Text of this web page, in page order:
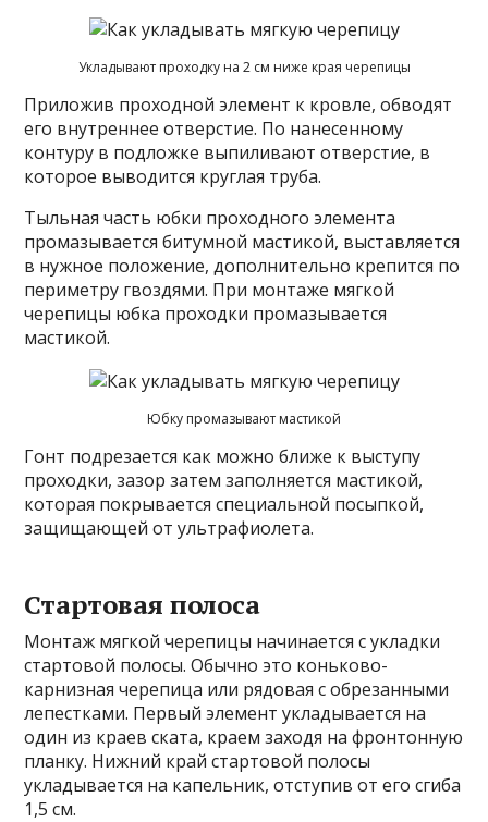
Укладывают проходку на 2 см ниже края черепицы
Приложив проходной элемент к кровле, обводят
его внутреннее отверстие. По нанесенному
контуру в подложке выпиливают отверстие, в
которое выводится круглая труба.
Тыльная часть юбки проходного элемента
промазывается битумной мастикой, выставляется
в нужное положение, дополнительно крепится по
периметру гвоздями. При монтаже мягкой
черепицы юбка проходки промазывается
мастикой.
Юбку промазывают мастикой
Гонт подрезается как можно ближе к выступу
проходки, зазор затем заполняется мастикой,
которая покрывается специальной посыпкой,
защищающей от ультрафиолета.
Стартовая полоса
Монтаж мягкой черепицы начинается с укладки
стартовой полосы. Обычно это коньково-
карнизная черепица или рядовая с обрезанными
лепестками. Первый элемент укладывается на
один из краев ската, краем заходя на фронтонную
планку. Нижний край стартовой полосы
укладывается на капельник, отступив от его сгиба
1,5 см.